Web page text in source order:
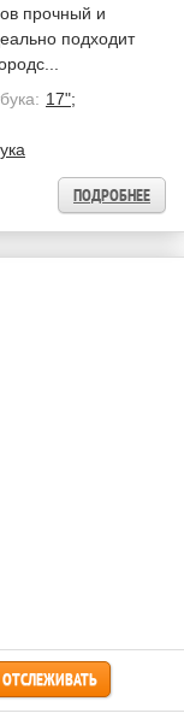
прочный и
подходит
17";
ПОДРОБНЕЕ
ОТСЛЕЖИВАТЬ